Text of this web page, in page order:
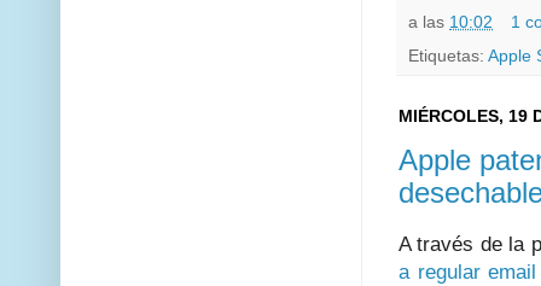
a las 10:02
1
Etiquetas: Apple
MIÉRCOLES, 19
Apple
A través de la
a regular